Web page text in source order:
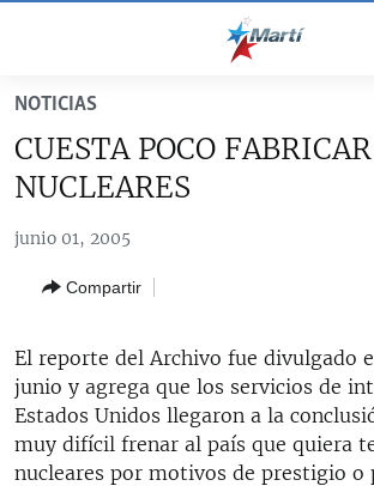
accesibilidad
contenido
principal
la
búsqueda
#11JCUBA, 5 AÑOS DESPUÉS
SOBRE CUBA
AMÉRICA 250
AMÉRICA LATINA
INMIGRACIÓN
DEPORTES
ARTE Y ENTRETENIMIENTO
OPINIÓN GRÁFICA
NOTICIAS
CUESTA POCO
NUCLEARES
junio 01, 2005
Compartir
El reporte del Archivo fue divulgado
junio y agrega que los servicios de
Estados Unidos llegaron a la
muy difícil frenar al país que quiera
nucleares por motivos de prestigio o